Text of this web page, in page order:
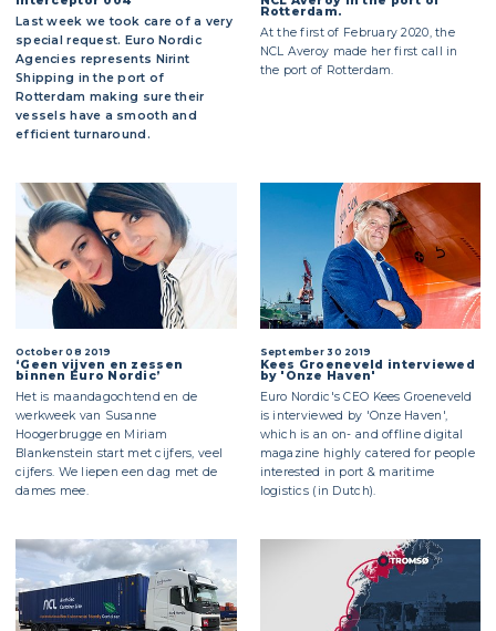
Last week we took care of a very
special request. Euro Nordic
Agencies represents Nirint
Shipping in the port of
Rotterdam making sure their
vessels have a smooth and
efficient turnaround.
Rotterdam.
At the first of February 2020, the
NCL Averoy made her first call in
the port of Rotterdam.
October 08 2019
‘Geen vijven en zessen
binnen Euro Nordic’
Het is maandagochtend en de
werkweek van Susanne
Hoogerbrugge en Miriam
Blankenstein start met cijfers, veel
cijfers. We liepen een dag met de
dames mee.
September 30 2019
Kees Groeneveld interviewed
by 'Onze Haven'
Euro Nordic's CEO Kees Groeneveld
is interviewed by 'Onze Haven',
which is an on- and offline digital
magazine highly catered for people
interested in port & maritime
logistics (in Dutch).